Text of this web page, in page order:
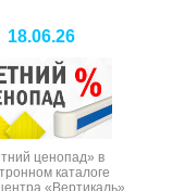
18.06.26
ценопад» в
каталоге
«Вертикаль»